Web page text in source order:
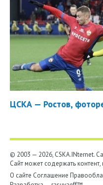
ЦСКА — Ростов,
© 2003 — 2026, CSKA.INternet.
Сайт может содержать
О сайте Соглашение